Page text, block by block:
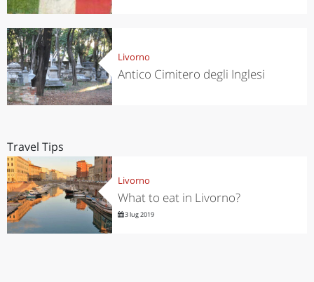
Livorno
Antico Cimitero degli Inglesi
Travel Tips
Livorno
What to eat in Livorno?
3 lug 2019